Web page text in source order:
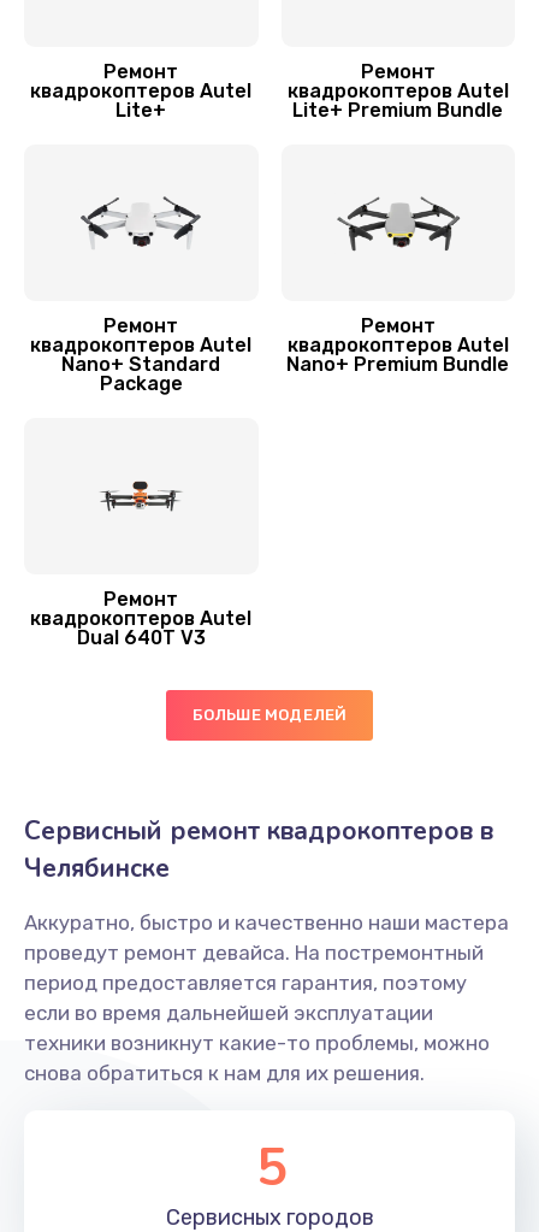
Ремонт
квадрокоптеров Autel
Lite+
Ремонт
квадрокоптеров Autel
Lite+ Premium Bundle
Ремонт
квадрокоптеров Autel
Nano+ Standard
Package
Ремонт
квадрокоптеров Autel
Nano+ Premium Bundle
Ремонт
квадрокоптеров Autel
Dual 640T V3
БОЛЬШЕ МОДЕЛЕЙ
Сервисный ремонт квадрокоптеров в
Челябинске
Аккуратно, быстро и качественно наши мастера
проведут ремонт девайса. На постремонтный
период предоставляется гарантия, поэтому
если во время дальнейшей эксплуатации
техники возникнут какие-то проблемы, можно
снова обратиться к нам для их решения.
5
Сервисных городов